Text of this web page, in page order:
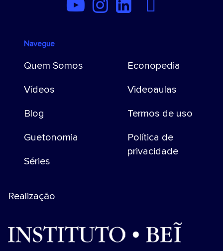
Navegue
Quem Somos
Vídeos
Blog
Guetonomia
Séries
Econopedia
Videoaulas
Termos de uso
Política de
privacidade
Realização